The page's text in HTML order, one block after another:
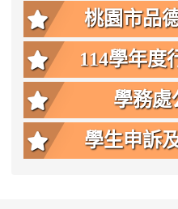
桃園市品
114學年度
學務處
學生申訴